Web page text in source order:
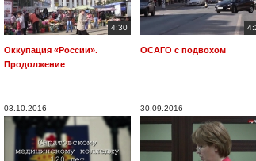
4:30
Оккупация «России».
Продолжение
ОСАГО с подвохом
03.10.2016 30.09.2016